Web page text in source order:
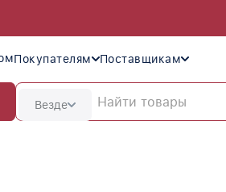
Покупателям Поставщикам
Везде